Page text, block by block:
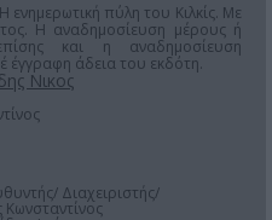
πύλη του Κιλκίς. Με
Η αναδημοσίευση μέρους ή
και η αναδημοσίευση
έγγραφη άδεια του εκδότη.
Νικος
Διαχειριστής/